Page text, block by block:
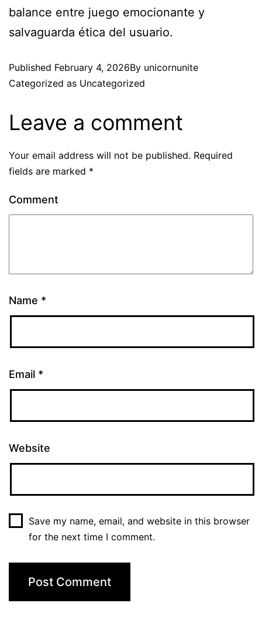
balance entre juego emocionante y
salvaguarda ética del usuario.
Published February 4, 2026By unicornunite
Categorized as Uncategorized
Leave a comment
Your email address will not be published. Required
fields are marked *
Comment
Name *
Email *
Website
Save my name, email, and website in this browser
for the next time I comment.